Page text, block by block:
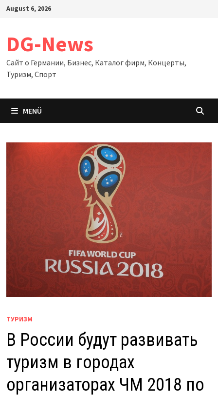
Zum
August 6, 2026
DG-News
Сайт о Германии, Бизнес, Каталог фирм, Концерты,
Туризм, Спорт
MENÜ
ТУРИЗМ
В России будут развивать
туризм в городах
организаторах ЧМ 2018 по